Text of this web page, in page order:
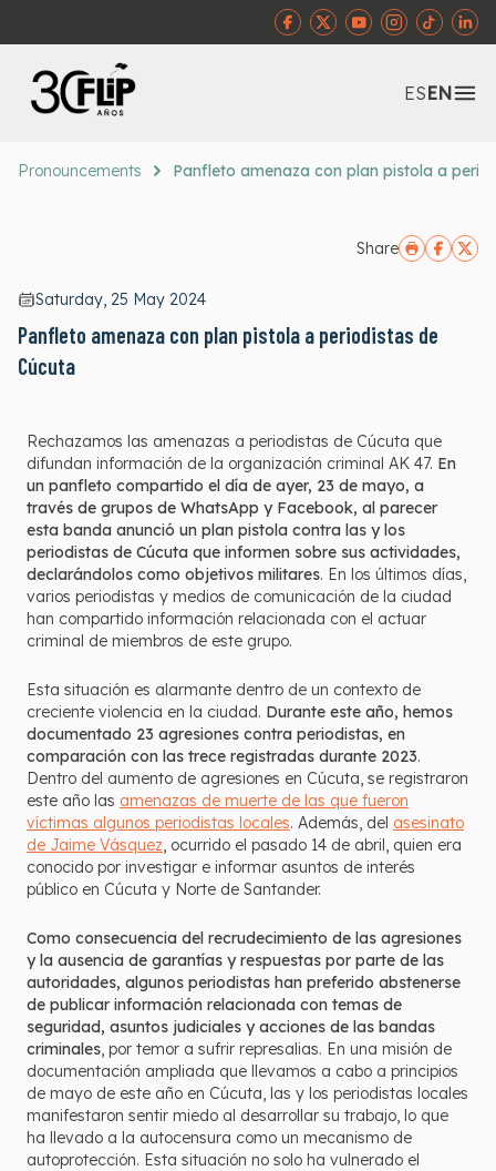
ESEN
Pronouncements Panfleto amenaza con plan pistola a
Share
Saturday, 25 May 2024
Panfleto amenaza con plan pistola a periodistas de
Cúcuta
Rechazamos las amenazas a periodistas de Cúcuta que
difundan información de la organización criminal AK 47. En
un panfleto compartido el día de ayer, 23 de mayo, a
través de grupos de WhatsApp y Facebook, al parecer
esta banda anunció un plan pistola contra las y los
periodistas de Cúcuta que informen sobre sus actividades,
declarándolos como objetivos militares. En los últimos días,
varios periodistas y medios de comunicación de la ciudad
han compartido información relacionada con el actuar
criminal de miembros de este grupo.
Esta situación es alarmante dentro de un contexto de
creciente violencia en la ciudad. Durante este año, hemos
documentado 23 agresiones contra periodistas, en
comparación con las trece registradas durante 2023.
Dentro del aumento de agresiones en Cúcuta, se registraron
este año las amenazas de muerte de las que fueron
víctimas algunos periodistas locales. Además, del asesinato
de Jaime Vásquez, ocurrido el pasado 14 de abril, quien era
conocido por investigar e informar asuntos de interés
público en Cúcuta y Norte de Santander.
Como consecuencia del recrudecimiento de las agresiones
y la ausencia de garantías y respuestas por parte de las
autoridades, algunos periodistas han preferido abstenerse
de publicar información relacionada con temas de
seguridad, asuntos judiciales y acciones de las bandas
criminales, por temor a sufrir represalias. En una misión de
documentación ampliada que llevamos a cabo a principios
de mayo de este año en Cúcuta, las y los periodistas locales
manifestaron sentir miedo al desarrollar su trabajo, lo que
ha llevado a la autocensura como un mecanismo de
autoprotección. Esta situación no solo ha vulnerado el